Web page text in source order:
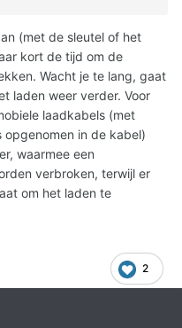
(met de sleutel of het
kort de tijd om de
Wacht je te lang, gaat
laden weer verder. Voor
laadkabels (met
in de kabel)
waarmee een
verbroken, terwijl er
om het laden te
2